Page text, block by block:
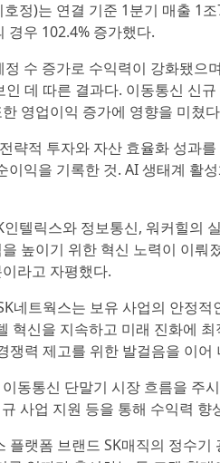
정)는 연결 기준 1분기 매출 1
경우 102.4% 증가했다.
수 증가로 수익력이 강화됐
데 따른 결과다. 이동통신 신
영업이익 증가에 영향을 미쳤
략적 투자와 자산 효율화 성과
이익을 기록한 것. AI 생태계 활
텔릭스와 정보통신, 워커힐의
높이기 위한 혁신 노력이 이
라고 자평했다.
네트웍스는 보유 사업의 안정
혁신을 지속하고 미래 진화에
쟁력 제고를 위한 발걸음을 이어
동통신 단말기 시장 흐름을 주
사업 지원 등을 통해 수익력 향
플랫폼 브랜드 SK매직의 정수